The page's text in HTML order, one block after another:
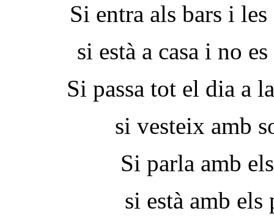
Si entra als bars i
si està a casa i no
Si passa tot el dia a
si vesteix amb
Si parla amb
si està amb